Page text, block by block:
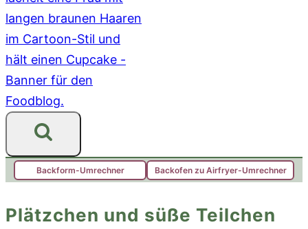
Backform-Umrechner Backofen zu Airfryer-Umrechner
Plätzchen und süße Teilchen